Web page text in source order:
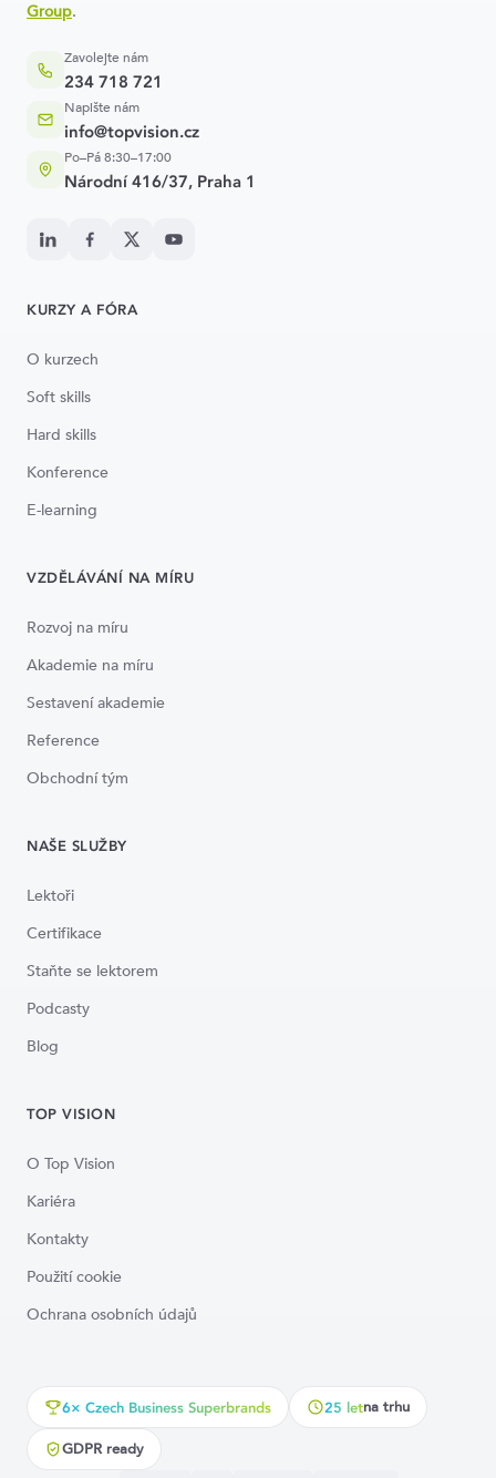
Group.
Zavolejte nám
234 718 721
Napište nám
info@topvision.cz
Po–Pá 8:30–17:00
Národní 416/37, Praha 1
KURZY A FÓRA
O kurzech
Soft skills
Hard skills
Konference
E-learning
VZDĚLÁVÁNÍ NA MÍRU
Rozvoj na míru
Akademie na míru
Sestavení akademie
Reference
Obchodní tým
NAŠE SLUŽBY
Lektoři
Certifikace
Staňte se lektorem
Podcasty
Blog
TOP VISION
O Top Vision
Kariéra
Kontakty
Použití cookie
Ochrana osobních údajů
6× Czech Business Superbrands 25 letna trhu
GDPR ready